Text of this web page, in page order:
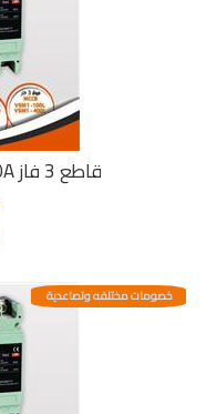
قاطع 3 فاز 250A أوتوماتيك MCCB
خصومات مختلفه وتصاعدية